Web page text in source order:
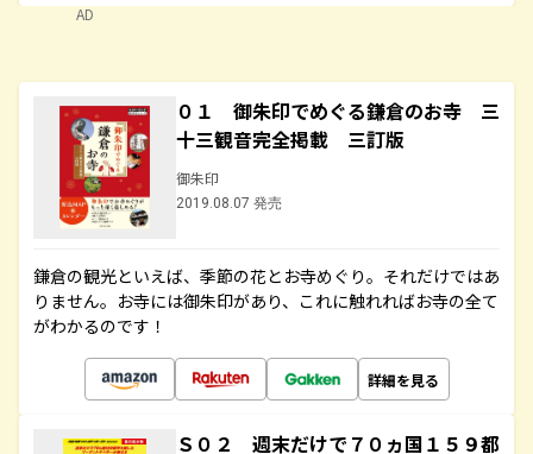
AD
０１ 御朱印でめぐる鎌倉のお寺 三
十三観音完全掲載 三訂版
御朱印
2019.08.07 発売
鎌倉の観光といえば、季節の花とお寺めぐり。それだけではあ
りません。お寺には御朱印があり、これに触れればお寺の全て
がわかるのです！
詳細を見る
Ｓ０２ 週末だけで７０ヵ国１５９都